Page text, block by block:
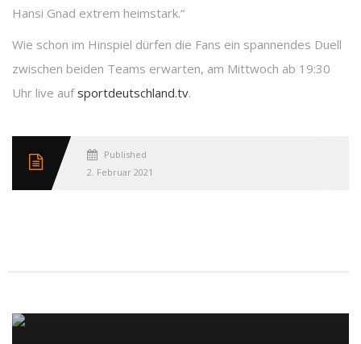
Hansi Gnad extrem heimstark.“
Wie schon im Hinspiel dürfen die Fans ein spannendes Duell
zwischen beiden Teams erwarten, am Mittwoch ab 19:30
Uhr live aufsportdeutschland.tv.
Published
2. Februar 2021